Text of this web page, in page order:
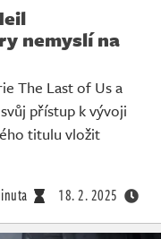
nemyslí na
The Last of Us a
přístup k vývoji
titulu vložit
18. 2. 2025